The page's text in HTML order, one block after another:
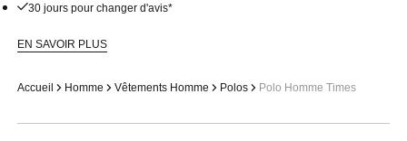
30 jours pour changer d'avis*
EN SAVOIR PLUS
Accueil Homme Vêtements Homme Polos Polo Homme Times